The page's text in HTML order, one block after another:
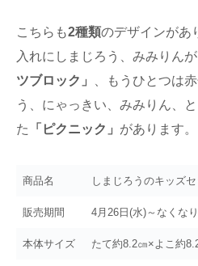
こちらも2種類のデザインがあ
入れにしまじろう、みみりん
ツブロック」
、もうひとつは
う、にゃっきい、みみりん、
た
「ピクニック」 があります。
商品名 しまじろうのキッズ
販売期間 4月26日(水)～なくな
本体サイズ たて約8.2㎝×よこ約